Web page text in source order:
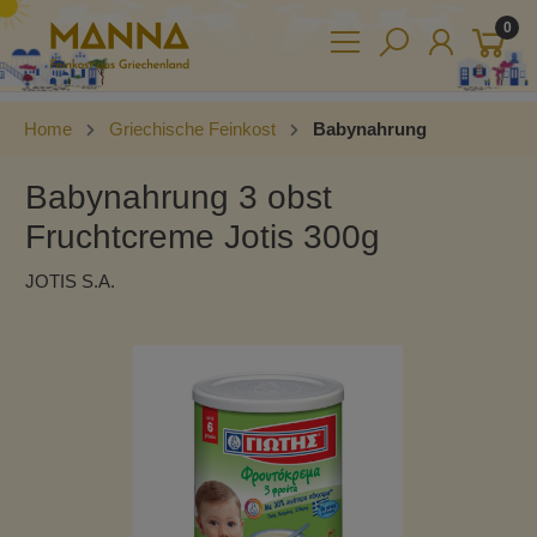
0
Home Griechische Feinkost Babynahrung
Babynahrung 3 obst
Fruchtcreme Jotis 300g
JOTIS S.A.